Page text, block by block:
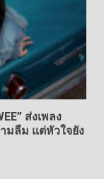
ส่งเพลง
มลืม แต่หัวใจยัง